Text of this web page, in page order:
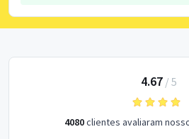
4.67/ 5
4080clientes avaliaram